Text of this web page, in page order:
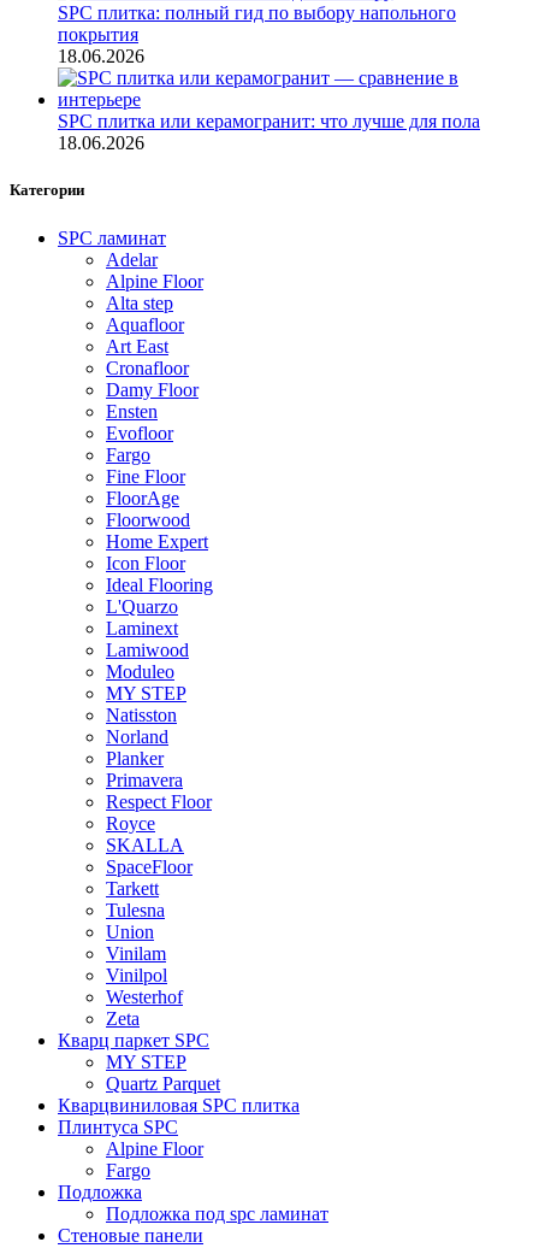
SPC плитка: полный гид по выбору напольного
покрытия
18.06.2026
SPC плитка или керамогранит: что лучше для пола
18.06.2026
Категории
SPC ламинат
Adelar
Alpine Floor
Alta step
Aquafloor
Art East
Cronafloor
Damy Floor
Ensten
Evofloor
Fargo
Fine Floor
FloorAge
Floorwood
Home Expert
Icon Floor
Ideal Flooring
L'Quarzo
Laminext
Lamiwood
Moduleo
MY STEP
Natisston
Norland
Planker
Primavera
Respect Floor
Royce
SKALLA
SpaceFloor
Tarkett
Tulesna
Union
Vinilam
Vinilpol
Westerhof
Zeta
Кварц паркет SPC
MY STEP
Quartz Parquet
Кварцвиниловая SPC плитка
Плинтуса SPC
Alpine Floor
Fargo
Подложка
Подложка под spc ламинат
Стеновые панели